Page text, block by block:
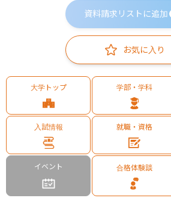
資料請求リストに追加
お気に入り
大学トップ 学部・学科
入試情報 就職・資格
イベント 合格体験談